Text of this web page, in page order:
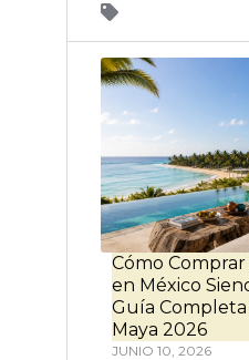
Cómo
en México
Guía Completa
Maya 2026
JUNIO 10, 2026